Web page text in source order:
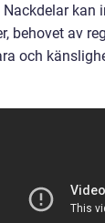
kan
behovet av
och